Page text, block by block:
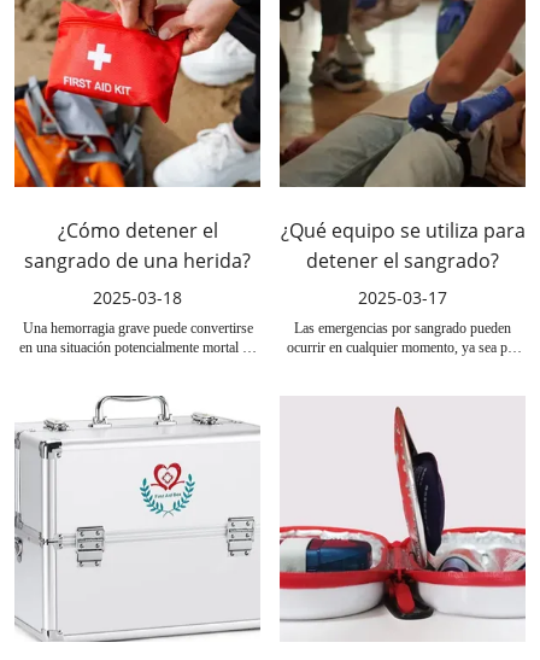
¿Cómo detener el
sangrado de una herida?
2025-03-18
Una hemorragia grave puede convertirse
en una situación potencialmente mortal en
explica los pasos esenciales de primeros
auxilios para controlar una hemorragia y
presenta un kit de emergencia confiable,
diseñado para mejorar su preparación en
cualquier situación.
¿Qué equipo se utiliza para
detener el sangrado?
2025-03-17
Las emergencias por sangrado pueden
ocurrir en cualquier momento, ya sea por
usar el equipo adecuado es crucial para
salvar vidas y prevenir complicaciones.